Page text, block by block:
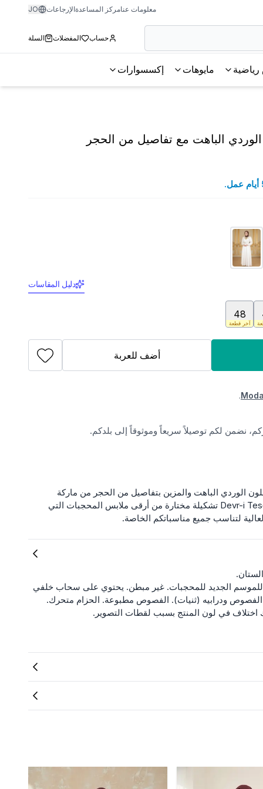
معلومات عنامركز المساعدةالإرجاعات JO
حساب المفضلات السلة
مايوهات إكسسوارات
الباهت مع تفاصيل من الحجر
دليل المقاسات
آخر قطعة
48
أضف للعربة
.
نضمن لكم توصيلاً سريعاً وموثوقاً إلى بلدكم.
الوردي الباهت والمزين بتفاصيل من الحجر من ماركة
Modamihram. يقدم لكم متجر Devr-i Tesettür تشكيلة مختارة من أرقى ملابس المحجبات التي
لتناسب جميع مناسباتكم الخاصة.
الجديد للمحجبات. غير مبطن. يحتوي على سحاب خلفي
ودرابيه (ثنيات). الفصوص مطبوعة. الحزام متحرك.
اختلاف في لون المنتج بسبب لقطات التصوير.